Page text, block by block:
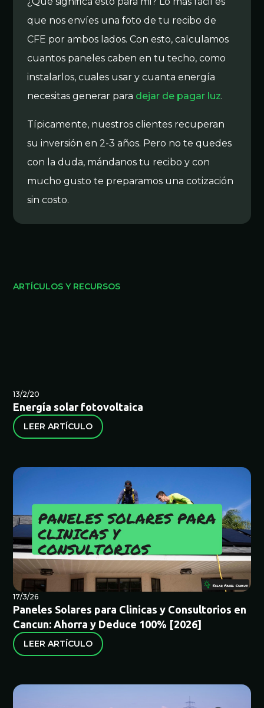
que nos envíes una foto de tu recibo de
CFE por ambos lados. Con esto, calculamos
cuantos paneles caben en tu techo, como
instalarlos, cuales usar y cuanta energía
necesitas generar para dejar de pagar luz.
Típicamente, nuestros clientes recuperan
su inversión en 2-3 años. Pero no te quedes
con la duda, mándanos tu recibo y con
mucho gusto te preparamos una cotización
sin costo.
ARTÍCULOS Y RECURSOS
13/2/20
Energía solar fotovoltaica
LEER ARTÍCULO
17/3/26
Paneles Solares para Clinicas y Consultorios en
Cancun: Ahorra y Deduce 100% [2026]
LEER ARTÍCULO